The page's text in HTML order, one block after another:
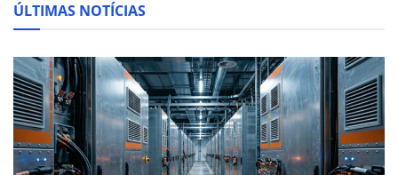
ÚLTIMAS NOTÍCIAS